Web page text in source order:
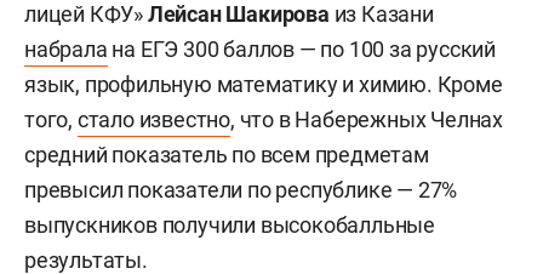
лицей КФУ»Лейсан Шакирова из Казани
набрала на ЕГЭ 300 баллов — по 100 за русский
язык, профильную математику и химию. Кроме
того, стало известно, что в Набережных Челнах
средний показатель по всем предметам
превысил показатели по республике — 27%
выпускников получили высокобалльные
результаты.